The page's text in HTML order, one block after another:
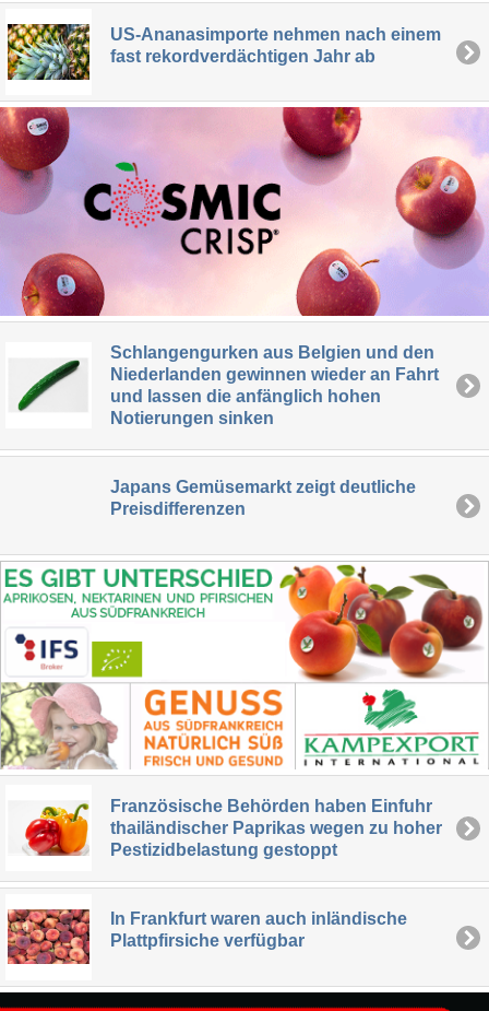
US-Ananasimporte nehmen nach einem
fast rekordverdächtigen Jahr ab
Schlangengurken aus Belgien und den
Niederlanden gewinnen wieder an Fahrt
und lassen die anfänglich hohen
Notierungen sinken
Japans Gemüsemarkt zeigt deutliche
Preisdifferenzen
Französische Behörden haben Einfuhr
thailändischer Paprikas wegen zu hoher
Pestizidbelastung gestoppt
In Frankfurt waren auch inländische
Plattpfirsiche verfügbar